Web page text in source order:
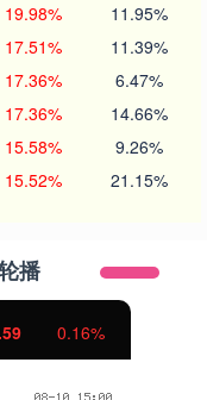
19.98% 11.95%
17.51% 11.39%
17.36% 6.47%
17.36% 14.66%
15.58% 9.26%
15.52% 21.15%
播
-1.00%